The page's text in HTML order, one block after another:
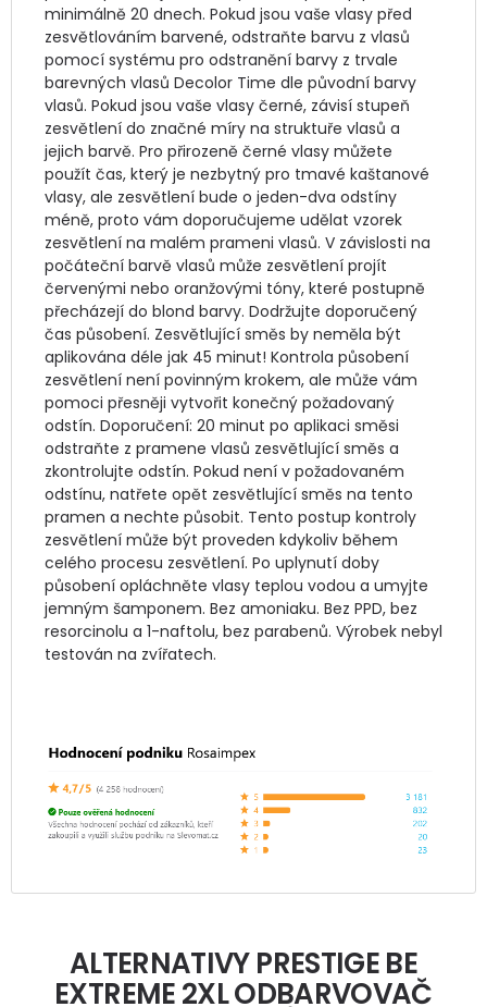
minimálně 20 dnech. Pokud jsou vaše vlasy před
zesvětlováním barvené, odstraňte barvu z vlasů
pomocí systému pro odstranění barvy z trvale
barevných vlasů Decolor Time dle původní barvy
vlasů. Pokud jsou vaše vlasy černé, závisí stupeň
zesvětlení do značné míry na struktuře vlasů a
jejich barvě. Pro přirozeně černé vlasy můžete
použít čas, který je nezbytný pro tmavé kaštanové
vlasy, ale zesvětlení bude o jeden-dva odstíny
méně, proto vám doporučujeme udělat vzorek
zesvětlení na malém prameni vlasů. V závislosti na
počáteční barvě vlasů může zesvětlení projít
červenými nebo oranžovými tóny, které postupně
přecházejí do blond barvy. Dodržujte doporučený
čas působení. Zesvětlující směs by neměla být
aplikována déle jak 45 minut! Kontrola působení
zesvětlení není povinným krokem, ale může vám
pomoci přesněji vytvořit konečný požadovaný
odstín. Doporučení: 20 minut po aplikaci směsi
odstraňte z pramene vlasů zesvětlující směs a
zkontrolujte odstín. Pokud není v požadovaném
odstínu, natřete opět zesvětlující směs na tento
pramen a nechte působit. Tento postup kontroly
zesvětlení může být proveden kdykoliv během
celého procesu zesvětlení. Po uplynutí doby
působení opláchněte vlasy teplou vodou a umyjte
jemným šamponem. Bez amoniaku. Bez PPD, bez
resorcinolu a 1-naftolu, bez parabenů. Výrobek nebyl
testován na zvířatech.
ALTERNATIVY PRESTIGE BE
EXTREME 2XL ODBARVOVAČ